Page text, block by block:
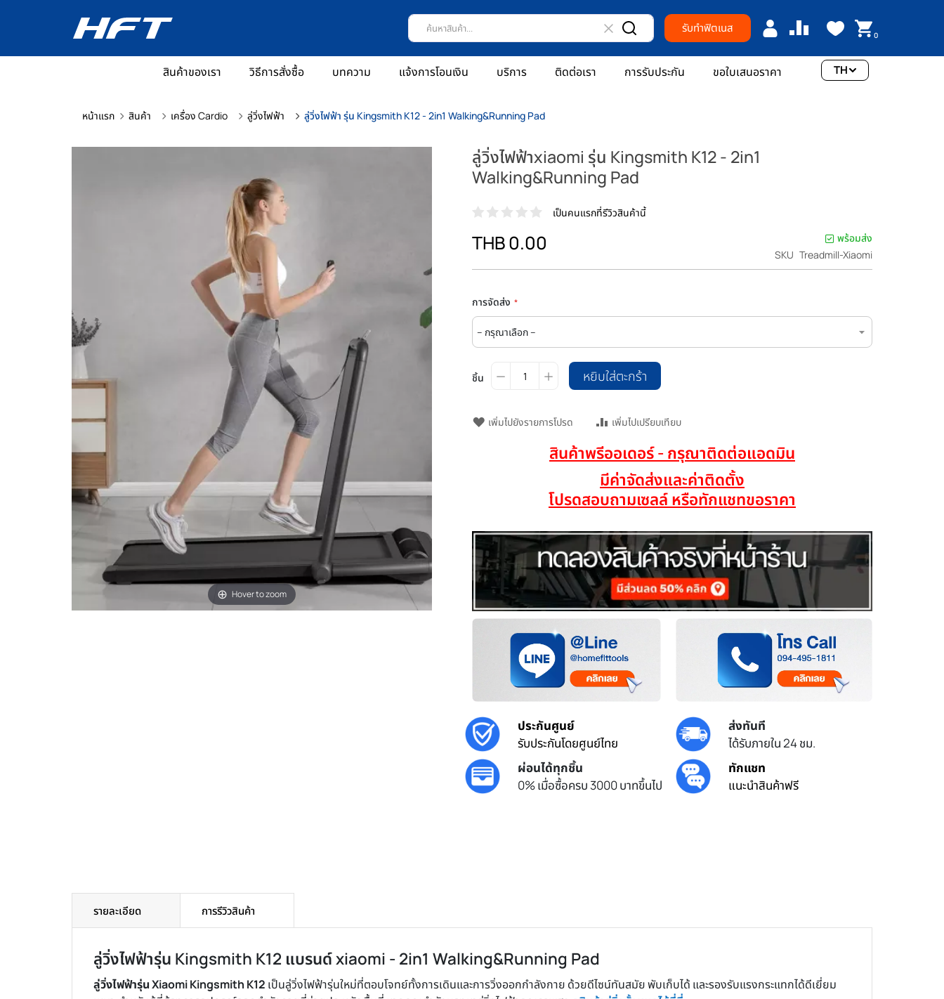
รับทำฟิตเนส 0
สินค้าของเรา วิธีการสั่งซื้อ บทความ แจ้งการโอนเงิน บริการ ติดต่อเรา การรับประกัน ขอใบเสนอราคา TH
หน้าแรก สินค้า เครื่อง Cardio ลู่วิ่งไฟฟ้า ลู่วิ่งไฟฟ้า รุ่น Kingsmith K12 - 2in1 Walking&Running Pad
Hover to zoom
ลู่วิ่งไฟฟ้าxiaomi รุ่น Kingsmith K12 - 2in1
Walking&Running Pad
เป็นคนแรกที่รีวิวสินค้านี้
THB 0.00
พร้อมส่ง
SKU Treadmill-Xiaomi
การจัดส่ง
ชิ้น หยิบใส่ตะกร้า
เพิ่มไปยังรายการโปรด เพิ่มไปเปรียบเทียบ
สินค้าพรีออเดอร์ - กรุณาติดต่อแอดมิน
มีค่าจัดส่งและค่าติดตั้ง
โปรดสอบถามเซลล์ หรือทักแชทขอราคา
ประกันศูนย์
รับประกันโดยศูนย์ไทย
ส่งทันที
ได้รับภายใน 24 ชม.
ผ่อนได้ทุกชิ้น
0% เมื่อซื้อครบ 3000 บาทขึ้นไป
ทักแชท
แนะนำสินค้าฟรี
รายละเอียด
ลู่วิ่งไฟฟ้ารุ่น Kingsmith K12 แบรนด์ xiaomi - 2in1 Walking&Running Pad
ลู่วิ่งไฟฟ้ารุ่น Xiaomi Kingsmith K12 เป็นลู่วิ่งไฟฟ้ารุ่นใหม่ที่ตอบโจทย์ทั้งการเดินและการวิ่งออกกำลังกาย ด้วยดีไซน์ทันสมัย พับเก็บได้ และรองรับแรงกระแทกได้ดีเยี่ยม
การรีวิวสินค้า